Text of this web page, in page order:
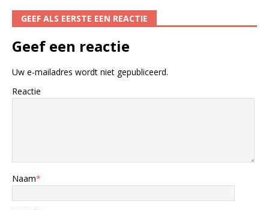
GEEF ALS EERSTE EEN REACTIE
Geef een reactie
Uw e-mailadres wordt niet gepubliceerd.
Reactie
Naam*